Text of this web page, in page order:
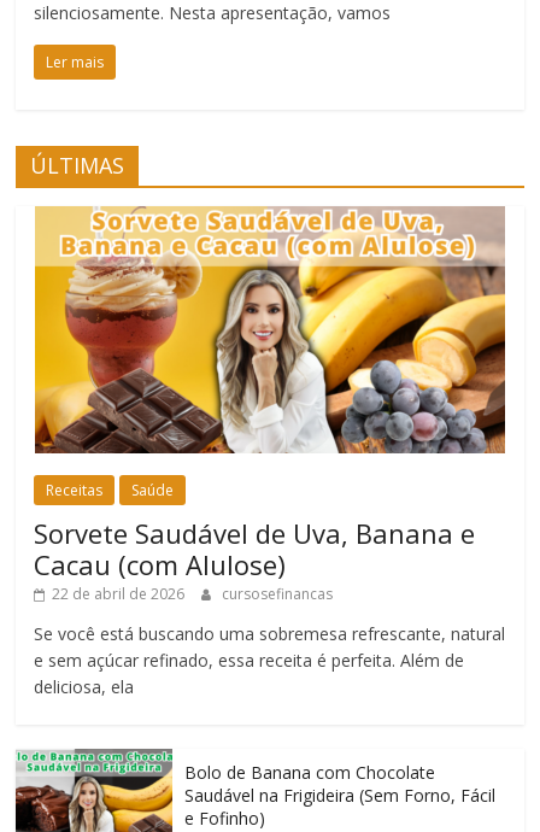
silenciosamente. Nesta apresentação, vamos
Ler mais
ÚLTIMAS
Receitas Saúde
Sorvete Saudável de Uva, Banana e
Cacau (com Alulose)
22 de abril de 2026 cursosefinancas
Se você está buscando uma sobremesa refrescante, natural
e sem açúcar refinado, essa receita é perfeita. Além de
deliciosa, ela
Bolo de Banana com Chocolate
Saudável na Frigideira (Sem Forno, Fácil
e Fofinho)